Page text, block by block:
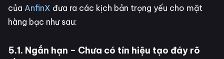
của AnfinX đưa ra các kịch bản trọng yếu cho mặt
hàng bạc như sau:
5.1. Ngắn hạn – Chưa có tín hiệu tạo đáy rõ